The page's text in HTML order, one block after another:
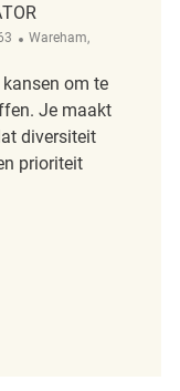
Plaats
Wareham,
om te
Je maakt
diversiteit
prioriteit